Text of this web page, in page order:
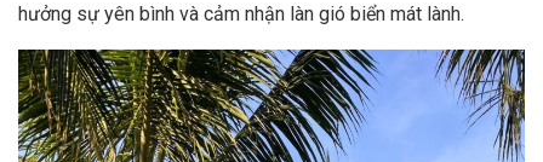
hưởng sự yên bình và cảm nhận làn gió biển mát lành.